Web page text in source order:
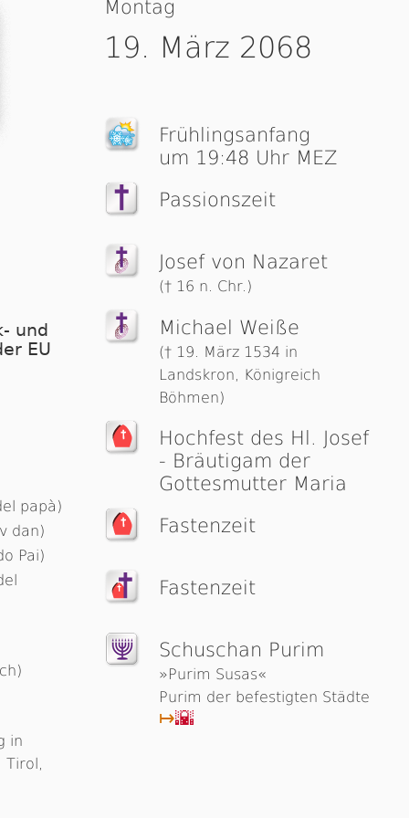
und
EU
papà)
dan)
Pai)
in
Montag
19. März 2068
Früh­lings­an­fang
um 19:48 Uhr MEZ
Passionszeit
Josef von Nazaret
(† 16 n. Chr.)
Michael Weiße
(† 19. März 1534 in
Landskron, Königreich
Böhmen)
Hochfest des Hl. Josef
- Bräutigam der
Gottesmutter Maria
Fastenzeit
Fastenzeit
Schuschan Purim
»Purim Susas«
Purim der befestigten Städte
↦🌇